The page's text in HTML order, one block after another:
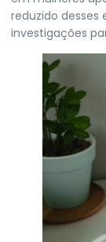
reduzido desses
investigações